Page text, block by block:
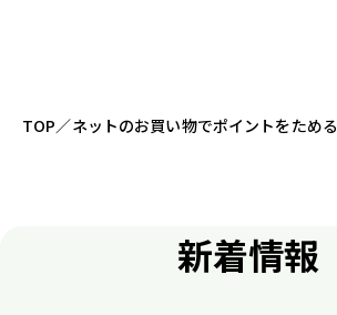
TOP／ネットのお買い物でポイントをためる
新着情報